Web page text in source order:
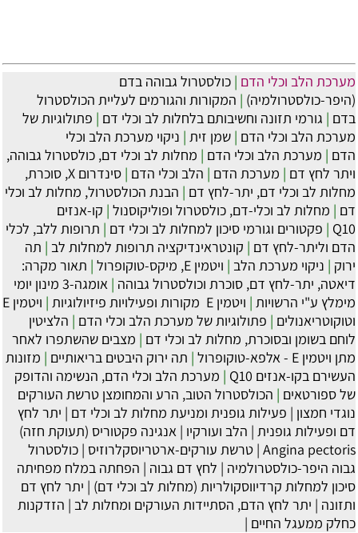
מערכת הלב וכלי הדם | כולסטרול גבוהה בדם
(היפר-כולסטרולמיה) | המקורות והגורמים לעליית הכולסטרול
בדם | גורמי תזונה וחשיבותם בלחלות לב וכלי דם | פתולוגיות של
מערכת הלב וכלי הדם | שמן זית | ניקוי מערכת הלב וכלי
הדם | מערכת הלב וכלי הדם | מחלות לב וכלי דם, כולסטרול גבוהה,
ויתר לחץ דם | מערכת הדם | הלב וכלי הדם |
סינדרום X, סוכרת,
מחלות לב וכלי דם, יתר-לחץ דם | הבנת הכולסטרול, מחלות לב וכלי
דם | מחלות לב וכלי-דם, כולסטרול ופוליקוסנול | קו-אנזים
Q10
| פקטורים וגורמי סיכון למחלות לב וכלי דם | תרופות ללב, לכלי
הדם וליתר-לחץ דם | קונטראינדיקציה תרופות למחלות לב | תה
ירוק | ניקוי מערכת הלב | ויטמין E, מיקס-טוקופרול | תאור מקרה:
דיאטה, יתר-לחץ דם, סוכרת וכולסטרול גבוהה |
אומגה-3 מינון יומי
מימלץ ע"י הרשויות | ‏ויטמין E מקורות ופעילויות פיזיולוגיות |
ויטמין E
וטוקוטריאנולים | פתולוגיות של מערכת הלב וכלי הדם | הלציטין
לוחם בשומן ובסוכרת, מחלות לב וכלי דם | מצבים שהשתפרו לאחר
מתן ויטמין E - אלפא-טוקופרול
| תה ירוק היבטים בריאותיים | מזונות
העשירם בקו-אנזים Q10
| מערכת הלב וכלי הדם, הנשימה והדופק
של ספורטאים | הכולסטרול הטוב, הרע והמחומצן טרשת העורקים
נוגדי חמצון | פעילות גופנית ומניעת מחלות לב וכלי דם | יתר לחץ
דם ופעילות גופנית | הלב ועורקיו | אנגינה פקטוריס (תעוקת חזה)
Angina pectoris
| טרשת עורקים-ארטריוסקלרוזיס | כולסטרול
גבוה היפר-כולסטרולמיה | לחץ דם גבוה | הפחתה במלח מפחיתה
סיכון למחלות קרדיווסקולריות (מחלות לב וכלי דם) | יתר לחץ דם
ותזונה | יתר לחץ הדם, הסתיידות העורקים ומחלות לב | הזדקנות
כחלק ממעגל החיים |